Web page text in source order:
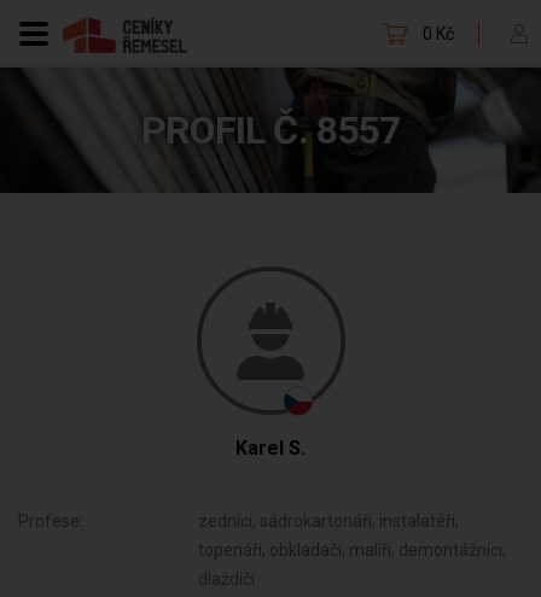
0 Kč
PROFIL Č. 8557
Karel S.
Profese:
zedníci, sádrokartonáři, instalatéři,
topenáři, obkladači, malíři, demontážníci,
dlaždiči